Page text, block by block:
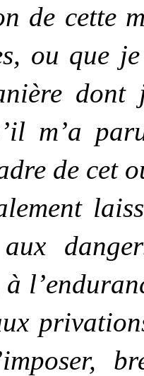
de cette
ou que
dont
m’a
de cet